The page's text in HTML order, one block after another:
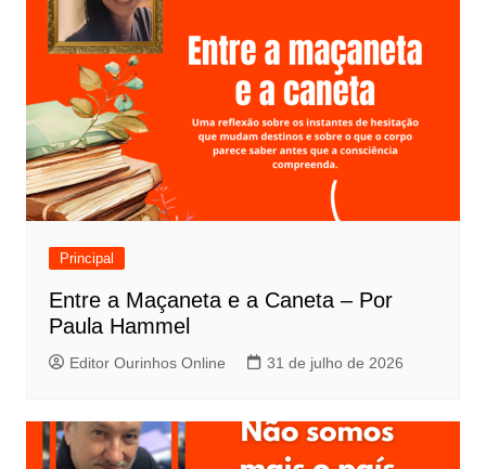
Principal
Entre a Maçaneta e a Caneta – Por
Paula Hammel
Editor Ourinhos Online 31 de julho de 2026